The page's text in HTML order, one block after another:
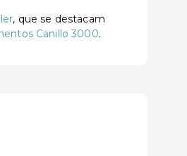
, que se destacam
Canillo 3000.